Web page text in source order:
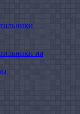
на